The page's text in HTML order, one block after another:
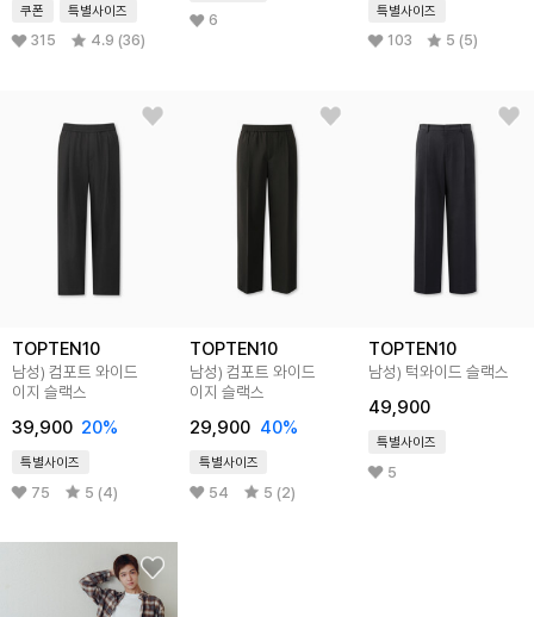
쿠폰 특별사이즈
315 4.9 (36)
6
특별사이즈
103 5 (5)
TOPTEN10
남성) 컴포트 와이드
이지 슬랙스
39,900 20%
특별사이즈
75 5 (4)
TOPTEN10
남성) 컴포트 와이드
이지 슬랙스
29,900 40%
특별사이즈
54 5 (2)
TOPTEN10
남성) 턱와이드 슬랙스
49,900
특별사이즈
5